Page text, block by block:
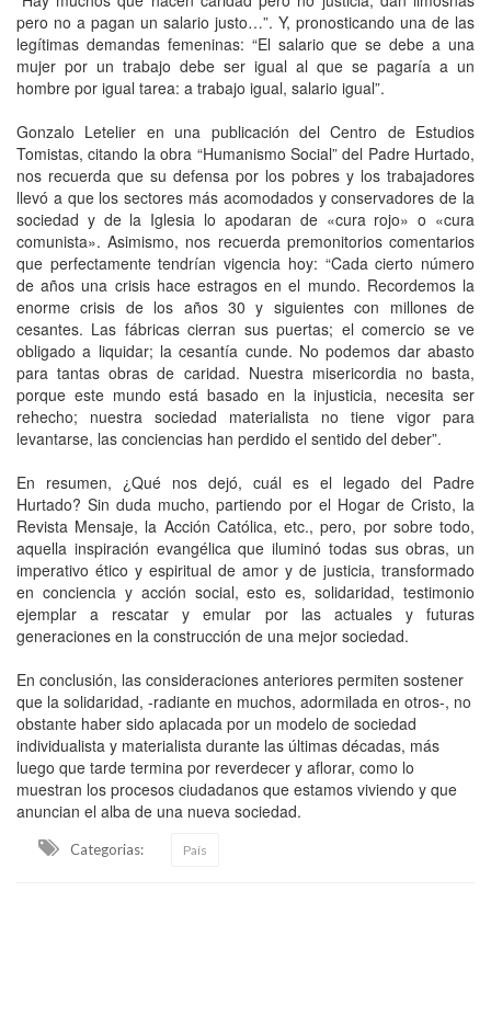
pero no a pagan un salario justo…”. Y, pronosticando una de las
legítimas demandas femeninas: “El salario que se debe a una
mujer por un trabajo debe ser igual al que se pagaría a un
hombre por igual tarea: a trabajo igual, salario igual”.
Gonzalo Letelier en una publicación del Centro de Estudios
Tomistas, citando la obra “Humanismo Social” del Padre Hurtado,
nos recuerda que su defensa por los pobres y los trabajadores
llevó a que los sectores más acomodados y conservadores de la
sociedad y de la Iglesia lo apodaran de «cura rojo» o «cura
comunista». Asimismo, nos recuerda premonitorios comentarios
que perfectamente tendrían vigencia hoy: “Cada cierto número
de años una crisis hace estragos en el mundo. Recordemos la
enorme crisis de los años 30 y siguientes con millones de
cesantes. Las fábricas cierran sus puertas; el comercio se ve
obligado a liquidar; la cesantía cunde. No podemos dar abasto
para tantas obras de caridad. Nuestra misericordia no basta,
porque este mundo está basado en la injusticia, necesita ser
rehecho; nuestra sociedad materialista no tiene vigor para
levantarse, las conciencias han perdido el sentido del deber”.
En resumen, ¿Qué nos dejó, cuál es el legado del Padre
Hurtado? Sin duda mucho, partiendo por el Hogar de Cristo, la
Revista Mensaje, la Acción Católica, etc., pero, por sobre todo,
aquella inspiración evangélica que iluminó todas sus obras, un
imperativo ético y espiritual de amor y de justicia, transformado
en conciencia y acción social, esto es, solidaridad, testimonio
ejemplar a rescatar y emular por las actuales y futuras
generaciones en la construcción de una mejor sociedad.
En conclusión, las consideraciones anteriores permiten sostener
que la solidaridad, -radiante en muchos, adormilada en otros-, no
obstante haber sido aplacada por un modelo de sociedad
individualista y materialista durante las últimas décadas, más
luego que tarde termina por reverdecer y aflorar, como lo
muestran los procesos ciudadanos que estamos viviendo y que
anuncian el alba de una nueva sociedad.
Categorias: País